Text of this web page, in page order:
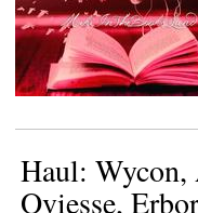
Haul: Wycon,
Oviesse,